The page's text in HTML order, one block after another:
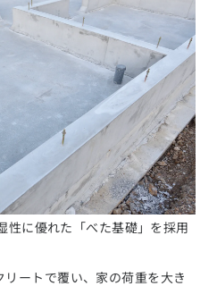
性に優れた「べた基礎」を採用
ートで覆い、家の荷重を大き